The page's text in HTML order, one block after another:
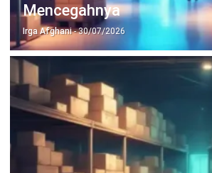
Mencegahnya
Irga Afghani- 30/07/2026